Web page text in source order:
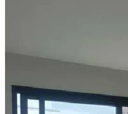
Esquadrias de alumínio preço m2
Esquadrias de alumínio em são